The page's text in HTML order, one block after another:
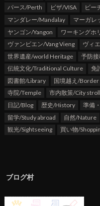
パース/Perth
ビザ/VISA ビー
マンダレー/Mandalay
マーガレ
ヤンゴン/Yangon
ワーキングホ
ヴァンビエン/Vang Vieng
ヴィ
世界遺産/world Heritage
予防
伝統文化/Traditional Culture
免
図書館/Library
国境越え/
寺院/Temple
市内散策/City stroll
日記/Blog
歴史/History 準備
留学/Study abroad
自然/Nature
観光/Sightseeing
買い物/
ブログ村